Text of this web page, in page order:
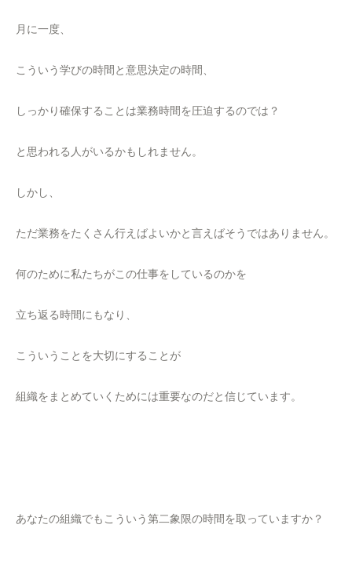
月に一度、
こういう学びの時間と意思決定の時間、
しっかり確保することは業務時間を圧迫するのでは？
と思われる人がいるかもしれません。
しかし、
ただ業務をたくさん行えばよいかと言えばそうではありません。
何のために私たちがこの仕事をしているのかを
立ち返る時間にもなり、
こういうことを大切にすることが
組織をまとめていくためには重要なのだと信じています。
あなたの組織でもこういう第二象限の時間を取っていますか？